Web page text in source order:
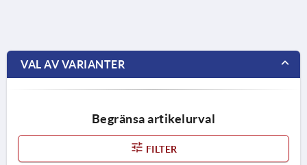
VAL AV VARIANTER
Begränsa artikelurval
FILTER